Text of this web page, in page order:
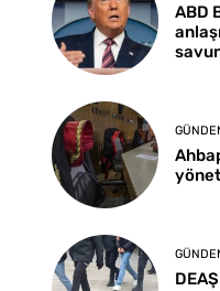
ABD